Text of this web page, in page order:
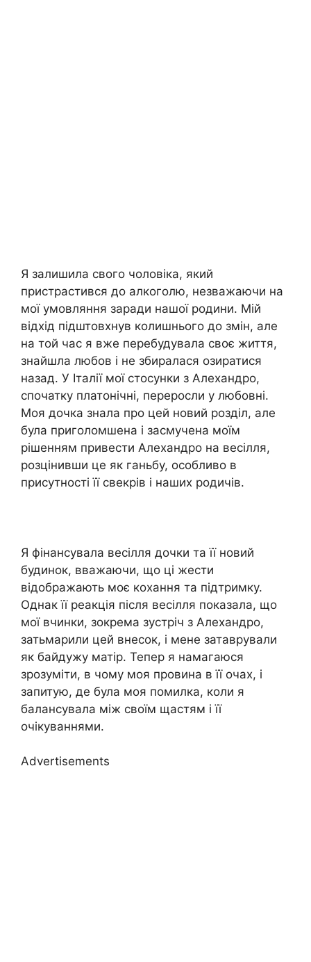
Я залишила свого чоловіка, який
пристрастився до алкоголю, незважаючи на
мої умовляння заради нашої родини. Мій
відхід підштовхнув колишнього до змін, але
на той час я вже перебудувала своє життя,
знайшла любов і не збиралася озиратися
назад. У Італії мої стосунки з Алехандро,
спочатку платонічні, переросли у любовні.
Моя дочка знала про цей новий розділ, але
була приголомшена і засмучена моїм
рішенням привести Алехандро на весілля,
розцінивши це як ганьбу, особливо в
присутності її свекрів і наших родичів.
Я фінансувала весілля дочки та її новий
будинок, вважаючи, що ці жести
відображають моє кохання та підтримку.
Однак її реакція після весілля показала, що
мої вчинки, зокрема зустріч з Алехандро,
затьмарили цей внесок, і мене затаврували
як байдужу матір. Тепер я намагаюся
зрозуміти, в чому моя провина в її очах, і
запитую, де була моя помилка, коли я
балансувала між своїм щастям і її
очікуваннями.
Advertisements